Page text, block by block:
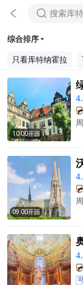
  搜索库
综合排序 
只看库特纳霍拉
10:00开园
09:00开园